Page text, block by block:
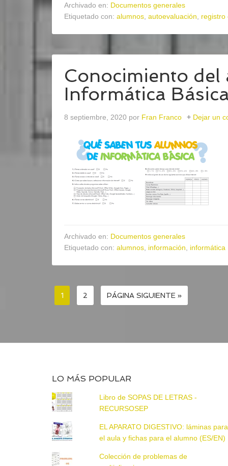
Archivado en: Documentos generales
Etiquetado con: alumnos autoevaluación registro
Conocimiento del
Informática
8 septiembre, 2020 por Fran Franco Dejar un
Archivado en: Documentos generales
Etiquetado con: alumnos información informática
1 2 PÁGINA SIGUIENTE »
LO MÁS POPULAR
Libro de SOPAS DE LETRAS -
RECURSOSEP
EL APARATO DIGESTIVO: láminas para
el aula y fichas para el alumno (ES/EN)
Colección de problemas de